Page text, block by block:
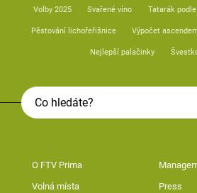
Volby 2025 Svařené víno Tatarák
Pěstování lichořeřišnice Výpočet
Nejlepší palačinky
O FTV Prima
Volná místa Press